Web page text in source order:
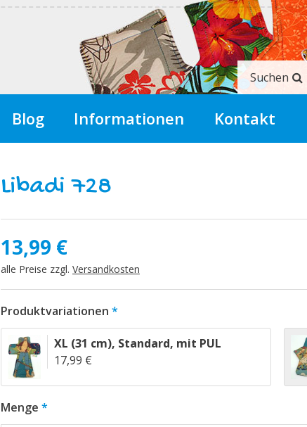
Suchen
Blog Informationen Kontakt
Libadi 728
13,99 €
alle Preise zzgl. Versandkosten
Produktvariationen
XL (31 cm), Standard, mit PUL
17,99 €
Menge